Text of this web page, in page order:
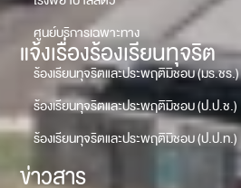
ศูนย์บริการเฉพาะทาง
แจ้งเรื่องร้องเรียนทุจริต
ร้องเรียนทุจริตและประพฤติมิชอบ (มร.ชร.)
ร้องเรียนทุจริตและประพฤติมิชอบ (ป.ป.ช.)
ร้องเรียนทุจริตและประพฤติมิชอบ (ป.ป.ท.)
ข่าวสาร